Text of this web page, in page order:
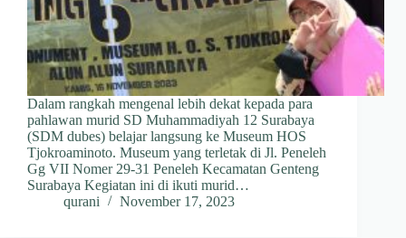
Dalam rangkah mengenal lebih dekat kepada para
pahlawan murid SD Muhammadiyah 12 Surabaya
(SDM dubes) belajar langsung ke Museum HOS
Tjokroaminoto. Museum yang terletak di Jl. Peneleh
Gg VII Nomer 29-31 Peneleh Kecamatan Genteng
Surabaya Kegiatan ini di ikuti murid…
qurani
November 17, 2023